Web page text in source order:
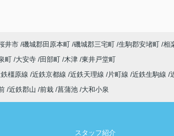
井市 磯城郡田原本町 磯城郡三宅町 生駒郡安堵町 相
町 大安寺 田部町 木津 東井戸堂町
橿原線 近鉄京都線 近鉄天理線 片町線 近鉄生駒線
近鉄郡山 前栽 菖蒲池 大和小泉
スタッフ紹介